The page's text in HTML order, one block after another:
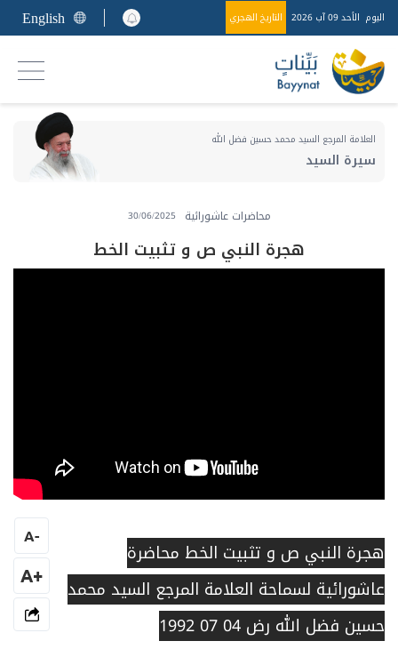
اليوم الأحد 09 آب 2026 التاريخ الهجري English
العلامة المرجع السيد محمد حسين فضل الله
سيرة السيد
محاضرات عاشورائية 30/06/2025
هجرة النبي ص و تثبيت الخط
هجرة النبي ص و تثبيت الخط محاضرة
عاشورائية لسماحة العلامة المرجع السيد محمد
حسين فضل الله رض 04 07 1992
-
A
+A